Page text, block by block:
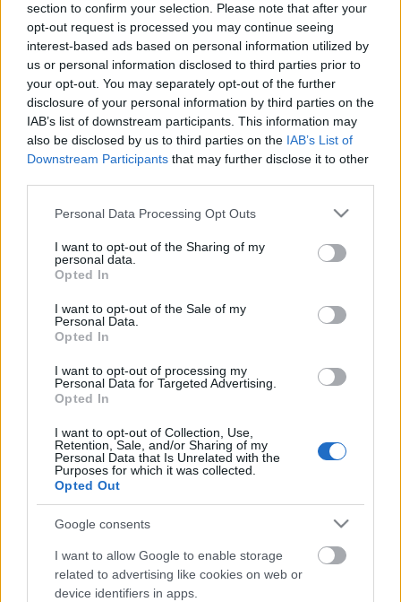
section to confirm your selection. Please note that after your
opt-out request is processed you may continue seeing
interest-based ads based on personal information utilized by
us or personal information disclosed to third parties prior to
your opt-out. You may separately opt-out of the further
disclosure of your personal information by third parties on the
IAB’s list of downstream participants. This information may
also be disclosed by us to third parties on the IAB’s List of
Downstream Participants that may further disclose it to other
Please note that this website/app uses one or more Google
not limited to your visit or usage behaviour. You may click to
grant or deny consent to Google and its third-party tags to
use your data for below specified purposes in below Google
consent section.
Personal Data Processing Opt Outs
I want to opt-out of the Sharing of my
personal data.
Opted In
I want to opt-out of the Sale of my
Personal Data.
Opted In
I want to opt-out of processing my
Personal Data for Targeted Advertising.
Opted In
I want to opt-out of Collection, Use,
Retention, Sale, and/or Sharing of my
Personal Data that Is Unrelated with the
Purposes for which it was collected.
Opted Out
Google consents
I want to allow Google to enable storage
related to advertising like cookies on web or
device identifiers in apps.
Országos hírek
Megérkezett az eső a Duna vízgyűjtőjére
Országos hírek oktatás továbbképzés
Kecskeméten is szakirányú
továbbképzésekkel erősít a Gál Ferenc
Országos hírek
szúnyoginvázió elkerülésében
Országos hírek
FELHASZNÁLTA AZ EMBERISÉG A FÖLD EGÉSZ
ÉVRE ELEGENDŐ ERŐFORRÁSAIT
HIRDETÉS
HIRDETÉS